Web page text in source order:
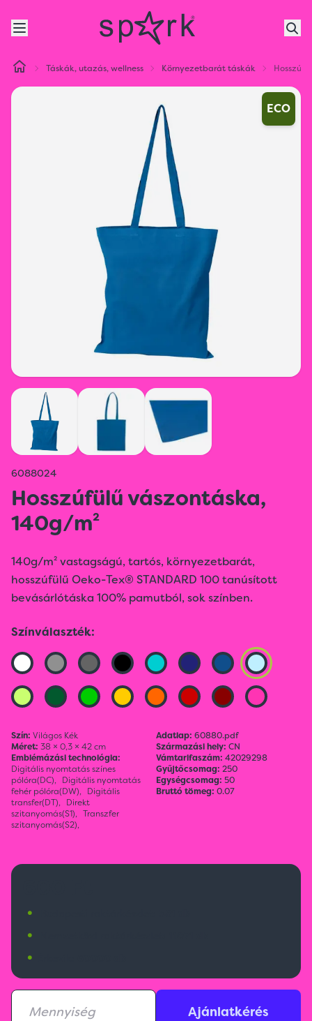
Táskák, utazás, wellness Környezetbarát táskák
ECO
6088024
Hosszúfülű vászontáska,
140g/m²
140g/m² vastagságú, tartós, környezetbarát,
hosszúfülű Oeko-Tex® STANDARD 100 tanúsított
bevásárlótáska 100% pamutból, sok színben.
Színválaszték:
Szín: Világos Kék
Méret: 38 × 0,3 × 42 cm
Emblémázási technológia:
Digitális nyomtatás színes
pólóra(DC), Digitális nyomtatás
fehér pólóra(DW), Digitális
transfer(DT), Direkt
szitanyomás(S1), Transzfer
szitanyomás(S2),
Adatlap: 60880.pdf
Származási hely: CN
Vámtarifaszám: 42029298
Gyűjtőcsomag: 250
Egységcsomag: 50
Bruttó tömeg: 0.07
•
•
•
Ajánlatkérés